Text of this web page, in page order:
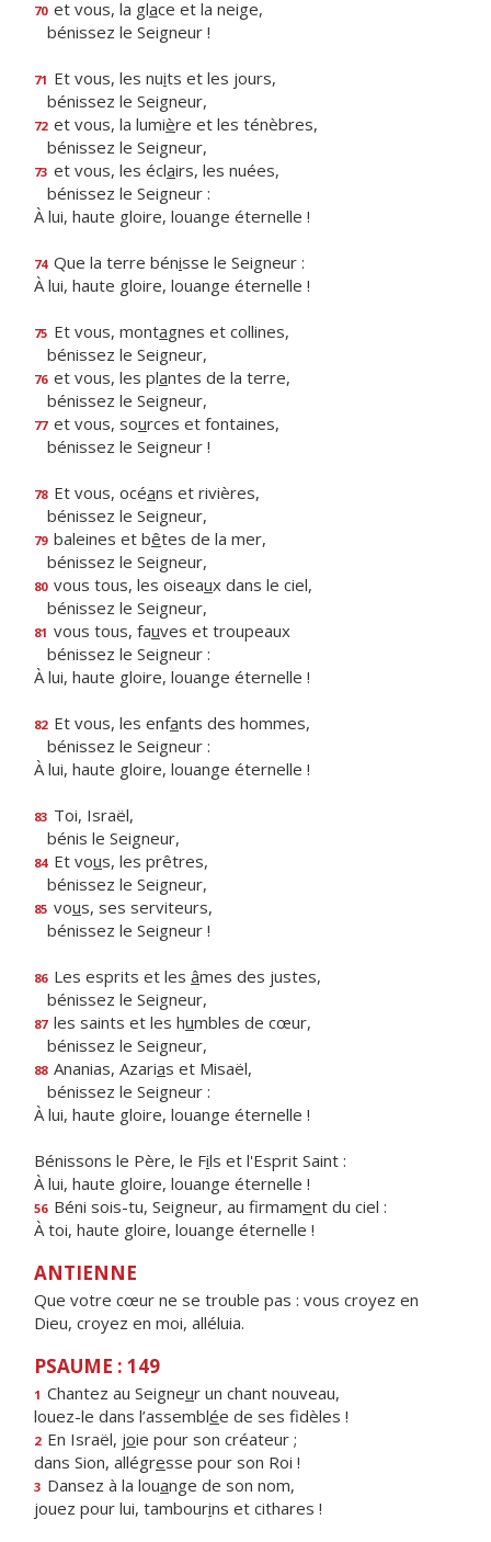
70 et vous, la glace et la neige,
bénissez le Seigneur !
71 Et vous, les nuits et les jours,
bénissez le Seigneur,
72 et vous, la lumière et les ténèbres,
bénissez le Seigneur,
73 et vous, les éclairs, les nuées,
bénissez le Seigneur :
À lui, haute gloire, louange éternelle !
74 Que la terre bénisse le Seigneur :
À lui, haute gloire, louange éternelle !
75 Et vous, montagnes et collines,
bénissez le Seigneur,
76 et vous, les plantes de la terre,
bénissez le Seigneur,
77 et vous, sources et fontaines,
bénissez le Seigneur !
78 Et vous, océans et rivières,
bénissez le Seigneur,
79 baleines et bêtes de la mer,
bénissez le Seigneur,
80 vous tous, les oiseaux dans le ciel,
bénissez le Seigneur,
81 vous tous, fauves et troupeaux
bénissez le Seigneur :
À lui, haute gloire, louange éternelle !
82 Et vous, les enfants des hommes,
bénissez le Seigneur :
À lui, haute gloire, louange éternelle !
83 Toi, Israël,
bénis le Seigneur,
84 Et vous, les prêtres,
bénissez le Seigneur,
85 vous, ses serviteurs,
bénissez le Seigneur !
86 Les esprits et les âmes des justes,
bénissez le Seigneur,
87 les saints et les humbles de cœur,
bénissez le Seigneur,
88 Ananias, Azarias et Misaël,
bénissez le Seigneur :
À lui, haute gloire, louange éternelle !
Bénissons le Père, le Fils et l'Esprit Saint :
À lui, haute gloire, louange éternelle !
56 Béni sois-tu, Seigneur, au firmament du ciel :
À toi, haute gloire, louange éternelle !
ANTIENNE
Que votre cœur ne se trouble pas : vous croyez en
Dieu, croyez en moi, alléluia.
PSAUME : 149
1 Chantez au Seigneur un chant nouveau,
louez-le dans l’assemblée de ses fidèles !
2 En Israël, joie pour son créateur ;
dans Sion, allégresse pour son Roi !
3 Dansez à la louange de son nom,
jouez pour lui, tambourins et cithares !